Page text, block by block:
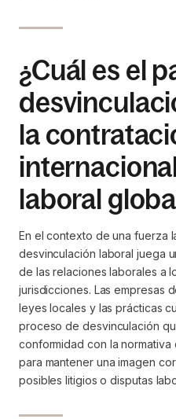
¿Cuál es el
la
laboral
En el contexto de una fuerza
desvinculación laboral juega
de las relaciones laborales a
jurisdicciones. Las empresas
leyes locales y las prácticas
proceso de desvinculación
conformidad con la normativa
para mantener una imagen
posibles litigios o disputas